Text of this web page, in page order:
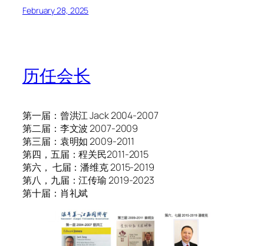
February 28, 2025
历任会长
第一届：曾洪江 Jack 2004-2007
第二届：李文波 2007-2009
第三届：袁明如 2009-2011
第四，五届：程关民2011-2015
第六， 七届：潘维克 2015-2019
第八，九届：江传瑜 2019-2023
第十届：肖礼斌